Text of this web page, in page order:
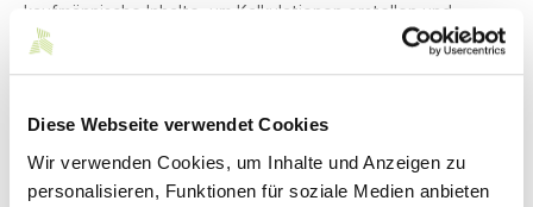
Diese Webseite verwendet Cookies
Wir verwenden Cookies, um Inhalte und Anzeigen zu
personalisieren, Funktionen für soziale Medien anbieten
kaufmännische Inhalte, um Kalkulationen erstellen und
Budgets betreuen zu können. Und für Auszubildende, die
ihre Stärken im Bereich des Designs und der Gestaltung
Ausbildung zum Mediengestalter Digital und Print / zur
Mediengestalterin Digital und Print. Nach erfolgreichem